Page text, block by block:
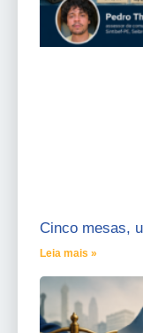
Cinco mesas,
Leia mais »